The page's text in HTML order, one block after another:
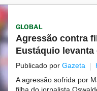
GLOBAL
Agressão contra
Eustáquio levanta
Publicado porGazeta
A agressão sofrida por
filha do jornalista